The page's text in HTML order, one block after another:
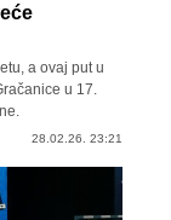
a ovaj put u
u 17.
28.02.26. 23:21